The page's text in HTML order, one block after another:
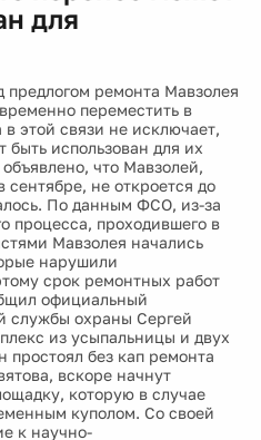
для
ремонта Мавзолея
переместить в
этой связи не исключает,
быть использован для их
что Мавзолей,
не откроется до
По данным ФСО, из-за
процесса, проходившего в
Мавзолея начались
нарушили
срок ремонтных работ
официальный
службы охраны Сергей
из усыпальницы и двух
простоял без кап ремонта
вскоре начнут
которую в случае
куполом. Со своей
к научно-